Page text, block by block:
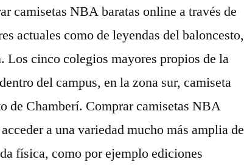
camisetas NBA baratas online a través de
actuales como de leyendas del baloncesto,
Los cinco colegios mayores propios de la
del campus, en la zona sur, camiseta
de Chamberí. Comprar camisetas NBA
a una variedad mucho más amplia de
física, como por ejemplo ediciones